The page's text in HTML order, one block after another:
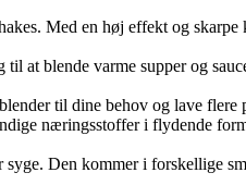
Med en høj effekt og
at blende varme supper og
til dine behov og lave flere
næringsstoffer i flydende
Den kommer i forskellige